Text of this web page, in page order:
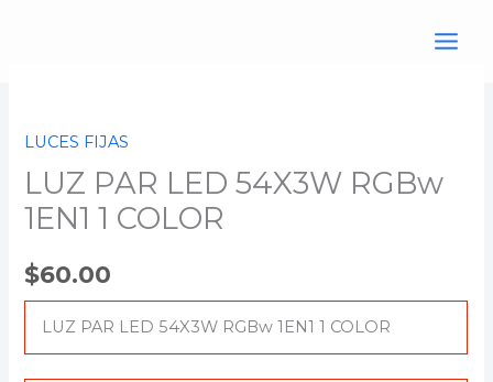
LUCES FIJAS
LUZ PAR LED 54X3W RGBw
1EN1 1 COLOR
$60.00
LUZ PAR LED 54X3W RGBw 1EN1 1 COLOR
LED
54X3W
RGBw
1EN1
1
cantidad